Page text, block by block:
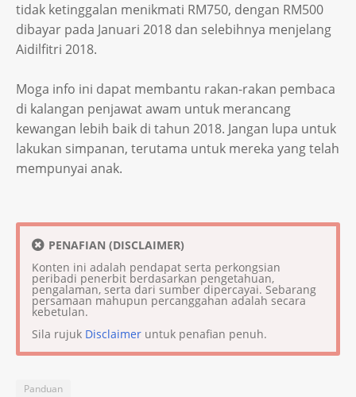
tidak ketinggalan menikmati RM750, dengan RM500
dibayar pada Januari 2018 dan selebihnya menjelang
Aidilfitri 2018.
Moga info ini dapat membantu rakan-rakan pembaca
di kalangan penjawat awam untuk merancang
kewangan lebih baik di tahun 2018. Jangan lupa untuk
lakukan simpanan, terutama untuk mereka yang telah
mempunyai anak.
PENAFIAN (DISCLAIMER)
Konten ini adalah pendapat serta perkongsian
peribadi penerbit berdasarkan pengetahuan,
pengalaman, serta dari sumber dipercayai. Sebarang
persamaan mahupun percanggahan adalah secara
kebetulan.
Sila rujuk Disclaimer untuk penafian penuh.
Panduan